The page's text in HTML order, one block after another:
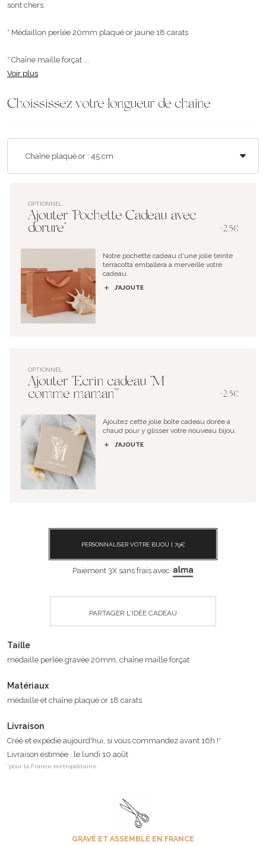
sont chers.
* Médaillon perlée 20mm plaqué or jaune 18 carats
* Chaîne maille forçat ...
Voir plus
Choississez votre longueur de chaîne
OPTIONNEL
Ajouter "Pochette Cadeau avec
dorure"
+2.5€
Notre pochette cadeau d'une jolie teinte
terracotta emballera à merveille votre
cadeau.
J’AJOUTE
OPTIONNEL
Ajouter "Ecrin cadeau "M
comme maman""
+2.5€
Ajoutez cette jolie boîte cadeau dorée à
chaud pour y glisser votre nouveau bijou.
J’AJOUTE
PERSONNALISER VOTRE BIJOU | 79€
Paiement 3X sans frais avec
PARTAGER L'IDÉE CADEAU
Taille
médaille perlée gravée 20mm, chaîne maille forçat
Matériaux
médaille et chaîne plaqué or 18 carats
Livraison
Créé et expédié aujourd'hui, si vous commandez avant 16h !*
Livraison estimée : le lundi 10 août
*pour la France métropolitaine
GRAVÉ ET ASSEMBLÉ EN FRANCE